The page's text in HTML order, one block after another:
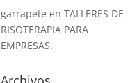
garrapete enTALLERES DE
RISOTERAPIA PARA
EMPRESAS.